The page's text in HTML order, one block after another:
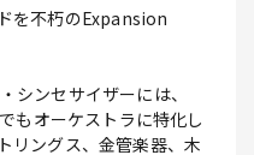
を不朽のExpansion
シンセサイザーには、
もオーケストラに特化し
リングス、金管楽器、木